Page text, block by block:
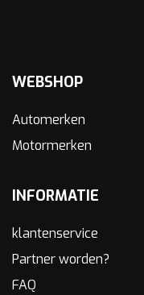
WEBSHOP
Automerken
Motormerken
INFORMATIE
klantenservice
Partner worden?
FAQ